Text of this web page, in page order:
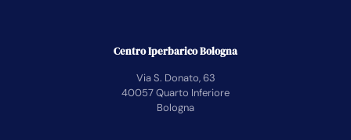
Centro Iperbarico Bologna
Via S. Donato, 63
40057 Quarto Inferiore
Bologna